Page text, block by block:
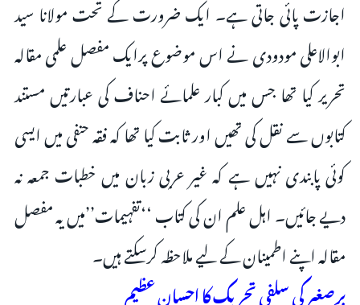
اجازت پائی جاتی ہے۔ ایک ضرورت کے تحت مولانا سید
ابوالاعلی مودودی نے اس موضوع پرایک مفصل علمی مقالہ
تحریر کیا تھا جس میں کبار علمائے احناف کی عبارتیں مستند
کتابوں سے نقل کی تھیں اور ثابت کیا تھا کہ فقہ حنفی میں ایسی
کوئی پابندی نہیں ہے کہ غیر عربی زبان میں خطبات جمعہ نہ
دیے جائیں۔ اہل علم ان کی کتاب ‘‘تفہیمات’’میں یہ مفصل
مقالہ اپنے اطمینان کے لیے ملاحظہ کرسکتے ہیں۔
برصغیر کی سلفی تحریک کا احسان عظیم